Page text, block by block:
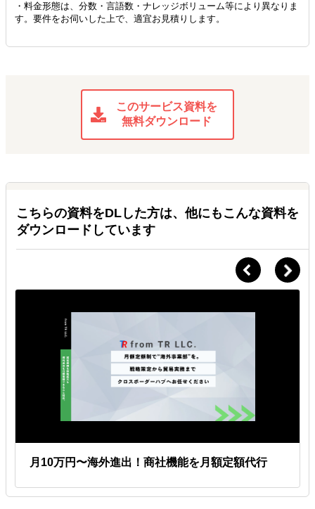
・料金形態は、分数・言語数・ナレッジボリューム等により異なりま
す。要件をお伺いした上で、適宜お見積りします。
このサービス資料を
無料ダウンロード
こちらの資料をDLした方は、他にもこんな資料を
ダウンロードしています
月10万円〜海外進出！商社機能を月額定額代行